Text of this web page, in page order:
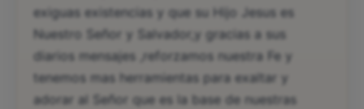
exiguas existencias y que su Hijo Jesus es
Nuestro Señor y Salvador,y gracias a sus
diarios mensajes ,reforzamos nuestra Fe y
tenemos mas herramientas para exaltar y
adorar al Señor que es la base de nuestras